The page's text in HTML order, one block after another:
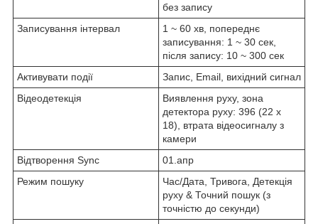
без запису
Записування інтервал
1 ~ 60 хв, попереднє
записування: 1 ~ 30 сек,
після запису: 10 ~ 300 сек
Активувати події
Запис, Email, вихідний сигнал
Відеодетекція
Виявлення руху, зона
детектора руху: 396 (22 х
18), втрата відеосигналу з
камери
Відтворення Sync
01.апр
Режим пошуку
Час/Дата, Тривога, Детекція
руху & Точний пошук (з
точністю до секунди)